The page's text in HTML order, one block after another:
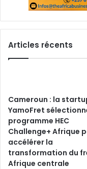
Articles récents
Cameroun : la
YamoFret
programme HEC
Challenge+ Afrique
accélérer la
transformation du
Afrique centrale